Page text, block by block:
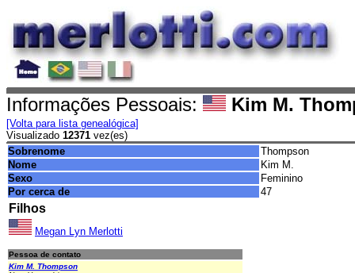
Informações Pessoais: Kim M.
[Volta para lista genealógica]
Visualizado 12371 vez(es)
Sobrenome
Thompson
Nome
Kim M.
Sexo
Feminino
Por cerca de
47
Filhos
Megan Lyn Merlotti
Pessoa de contato
Kim M. Thompson